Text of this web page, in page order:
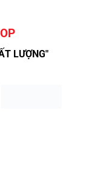
LƯỢNG"